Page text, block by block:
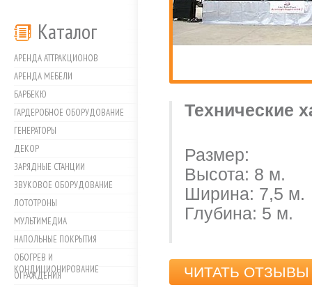
Каталог
АРЕНДА АТТРАКЦИОНОВ
АРЕНДА МЕБЕЛИ
БАРБЕКЮ
ГАРДЕРОБНОЕ ОБОРУДОВАНИЕ
ГЕНЕРАТОРЫ
ДЕКОР
ЗАРЯДНЫЕ СТАНЦИИ
ЗВУКОВОЕ ОБОРУДОВАНИЕ
ЛОТОТРОНЫ
МУЛЬТИМЕДИА
НАПОЛЬНЫЕ ПОКРЫТИЯ
ОБОГРЕВ И
КОНДИЦИОНИРОВАНИЕ
ОГРАЖДЕНИЯ
Технические
Размер:
Высота:
Ширина:
Глубина: 5 м.
ЧИТАТЬ ОТЗЫВЫ